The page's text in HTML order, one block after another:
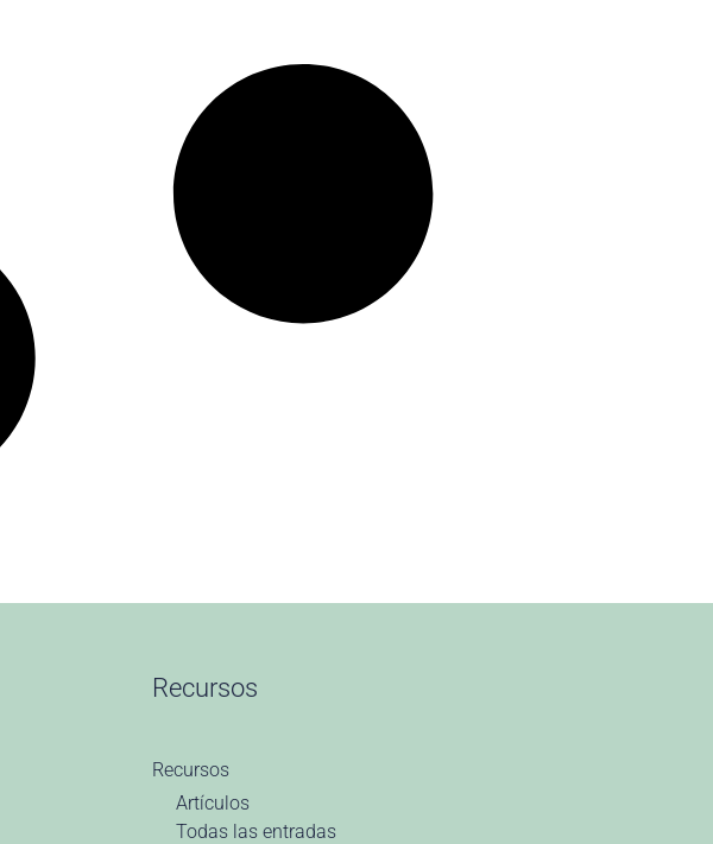
Recursos
Recursos
Artículos
Todas las entradas